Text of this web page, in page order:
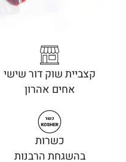
קצביית שוק דור שישי
אחים אהרון
כשרות
בהשגחת הרבנות